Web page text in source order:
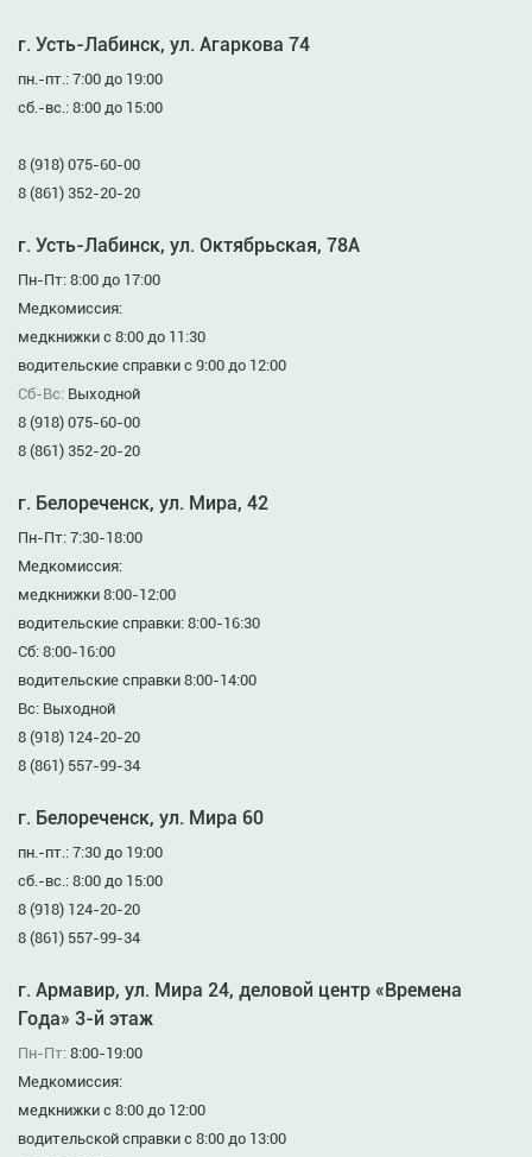
г. Усть-Лабинск, ул. Агаркова 74
пн.-пт.: 7:00 до 19:00
сб.-вс.: 8:00 до 15:00
8 (918) 075-60-00
8 (861) 352-20-20
г. Усть-Лабинск, ул. Октябрьская, 78А
Пн-Пт: 8:00 до 17:00
Медкомиссия:
медкнижки с 8:00 до 11:30
водительские справки с 9:00 до 12:00
Сб-Вс: Выходной
8 (918) 075-60-00
8 (861) 352-20-20
г. Белореченск, ул. Мира, 42
Пн-Пт: 7:30-18:00
Медкомиссия:
медкнижки 8:00-12:00
водительские справки: 8:00-16:30
Сб: 8:00-16:00
водительские справки 8:00-14:00
Вс: Выходной
8 (918) 124-20-20
8 (861) 557-99-34
г. Белореченск, ул. Мира 60
пн.-пт.: 7:30 до 19:00
сб.-вс.: 8:00 до 15:00
8 (918) 124-20-20
8 (861) 557-99-34
г. Армавир, ул. Мира 24, деловой центр «Времена
Года» 3-й этаж
Пн-Пт: 8:00-19:00
Медкомиссия:
медкнижки с 8:00 до 12:00
водительской справки с 8:00 до 13:00